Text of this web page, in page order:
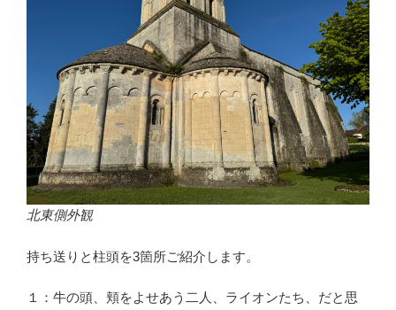
北東側外観
持ち送りと柱頭を3箇所ご紹介します。
１：牛の頭、頬をよせあう二人、ライオンたち、だと思